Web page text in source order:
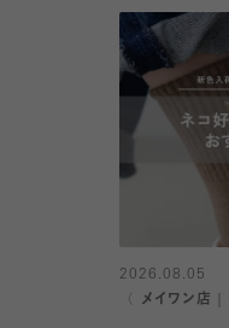
2026.08.05
〈 メイワン店